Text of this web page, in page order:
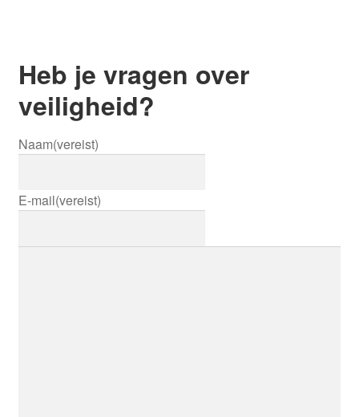
Heb je vragen over
veiligheid?
Naam(vereist)
E-mail(vereist)